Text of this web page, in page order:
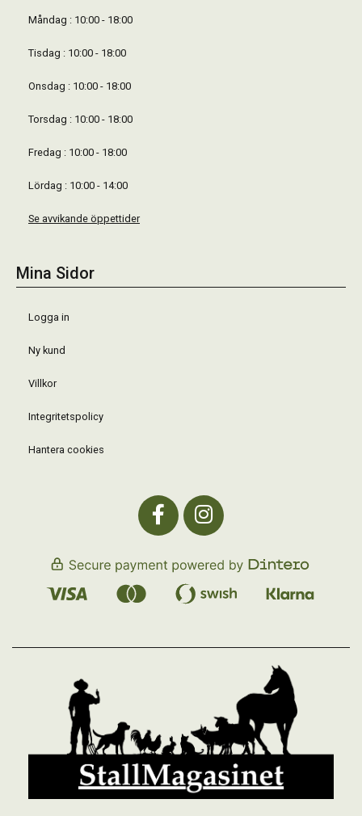
Måndag : 10:00 - 18:00
Tisdag : 10:00 - 18:00
Onsdag : 10:00 - 18:00
Torsdag : 10:00 - 18:00
Fredag : 10:00 - 18:00
Lördag : 10:00 - 14:00
Se avvikande öppettider
Mina Sidor
Logga in
Ny kund
Villkor
Integritetspolicy
Hantera cookies